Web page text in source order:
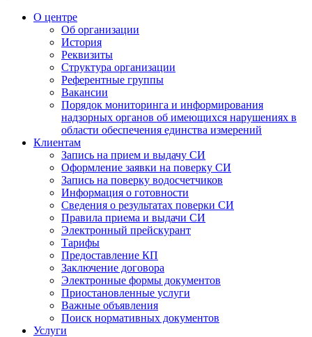
О центре
Об организации
История
Реквизиты
Структура организации
Референтные группы
Вакансии
Порядок мониторинга и информирования
надзорных органов об имеющихся нарушениях в
области обеспечения единства измерений
Клиентам
Запись на прием и выдачу СИ
Оформление заявки на поверку СИ
Запись на поверку водосчетчиков
Информация о готовности
Сведения о результатах поверки СИ
Правила приема и выдачи СИ
Электронный прейскурант
Тарифы
Предоставление КП
Заключение договора
Электронные формы документов
Приостановленные услуги
Важные объявления
Поиск нормативных документов
Услуги